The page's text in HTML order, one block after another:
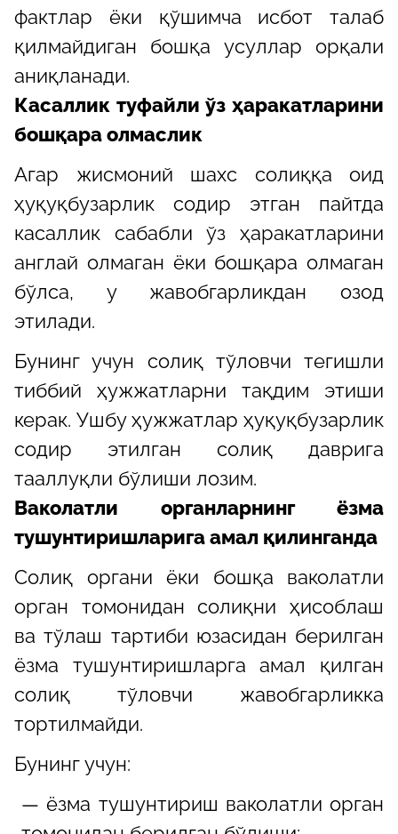
фактлар ёки қўшимча исбот талаб
қилмайдиган бошқа усуллар орқали
аниқланади.
Касаллик туфайли ўз ҳаракатларини
бошқара олмаслик
Агар жисмоний шахс солиққа оид
ҳуқуқбузарлик содир этган пайтда
касаллик сабабли ўз ҳаракатларини
англай олмаган ёки бошқара олмаган
бўлса, у жавобгарликдан озод
этилади.
Бунинг учун солиқ тўловчи тегишли
тиббий ҳужжатларни тақдим этиши
керак. Ушбу ҳужжатлар ҳуқуқбузарлик
содир этилган солиқ даврига
тааллуқли бўлиши лозим.
Ваколатли органларнинг ёзма
тушунтиришларига амал қилинганда
Солиқ органи ёки бошқа ваколатли
орган томонидан солиқни ҳисоблаш
ва тўлаш тартиби юзасидан берилган
ёзма тушунтиришларга амал қилган
солиқ тўловчи жавобгарликка
тортилмайди.
Бунинг учун:
— ёзма тушунтириш ваколатли орган